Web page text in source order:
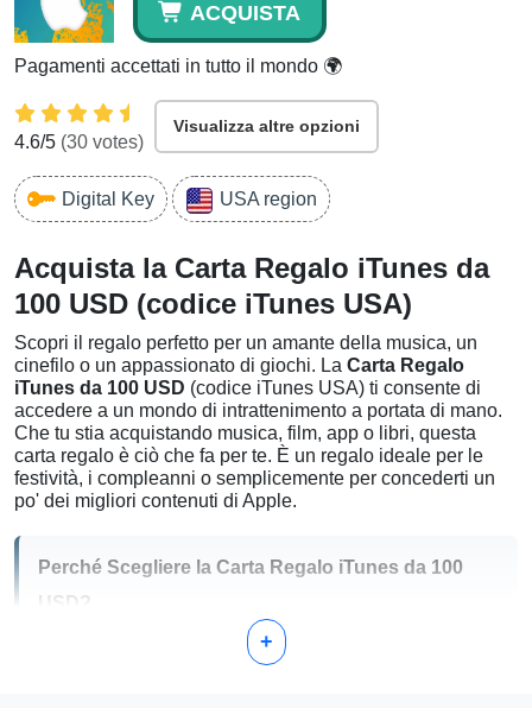
ACQUISTA
Pagamenti accettati in tutto il mondo 🌍
4.6/5 (30 votes)
Visualizza altre opzioni
Digital Key USA region
Acquista la Carta Regalo iTunes da
100 USD (codice iTunes USA)
Scopri il regalo perfetto per un amante della musica, un
cinefilo o un appassionato di giochi. La Carta Regalo
iTunes da 100 USD (codice iTunes USA) ti consente di
accedere a un mondo di intrattenimento a portata di mano.
Che tu stia acquistando musica, film, app o libri, questa
carta regalo è ciò che fa per te. È un regalo ideale per le
festività, i compleanni o semplicemente per concederti un
po' dei migliori contenuti di Apple.
Perché Scegliere la Carta Regalo iTunes da 100
USD?
Con $100 accreditati sul tuo account
+